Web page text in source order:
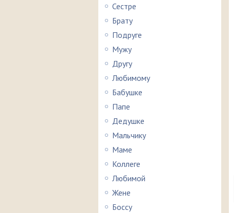
Сестре
Брату
Подруге
Мужу
Другу
Любимому
Бабушке
Папе
Дедушке
Мальчику
Маме
Коллеге
Любимой
Жене
Боссу